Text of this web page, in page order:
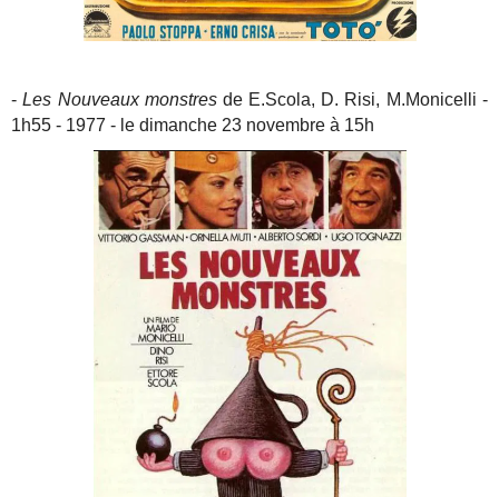
-Les Nouveaux monstresde E.Scola, D. Risi, M.Monicelli -
1h55 - 1977 - le dimanche 23 novembre à 15h